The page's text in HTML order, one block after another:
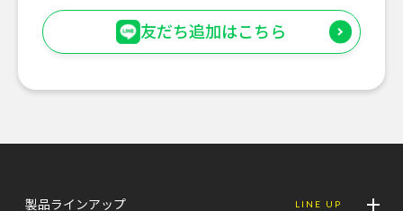
友だち追加はこちら
製品ラインアップ LINE UP